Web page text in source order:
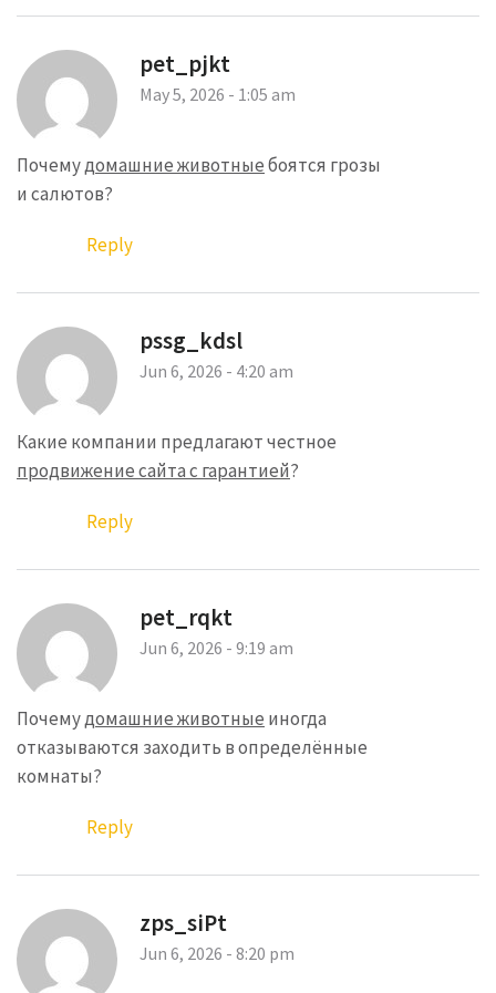
pet_pjkt
May 5, 2026 - 1:05 am
Почемудомашние животныебоятся грозы
и салютов?
Reply
pssg_kdsl
Jun 6, 2026 - 4:20 am
Какие компании предлагают честное
продвижение сайта с гарантией?
Reply
pet_rqkt
Jun 6, 2026 - 9:19 am
Почемудомашние животные иногда
отказываются заходить в определённые
комнаты?
Reply
zps_siPt
Jun 6, 2026 - 8:20 pm